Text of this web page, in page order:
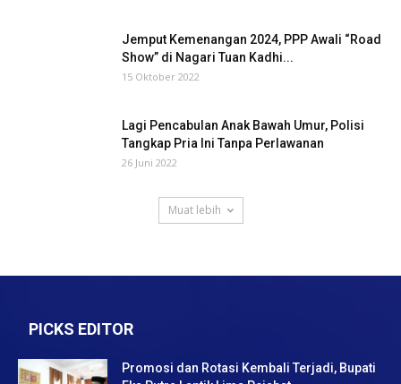
Jemput Kemenangan 2024, PPP Awali “Road
Show” di Nagari Tuan Kadhi...
15 Oktober 2022
Lagi Pencabulan Anak Bawah Umur, Polisi
Tangkap Pria Ini Tanpa Perlawanan
26 Juni 2022
Muat lebih
PICKS EDITOR
Promosi dan Rotasi Kembali Terjadi, Bupati